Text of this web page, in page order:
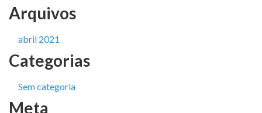
Arquivos
abril 2021
Categorias
Sem categoria
Meta